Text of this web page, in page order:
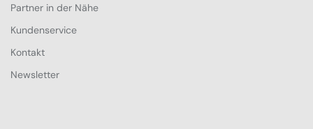
Partner in der Nähe
Kundenservice
Kontakt
Newsletter